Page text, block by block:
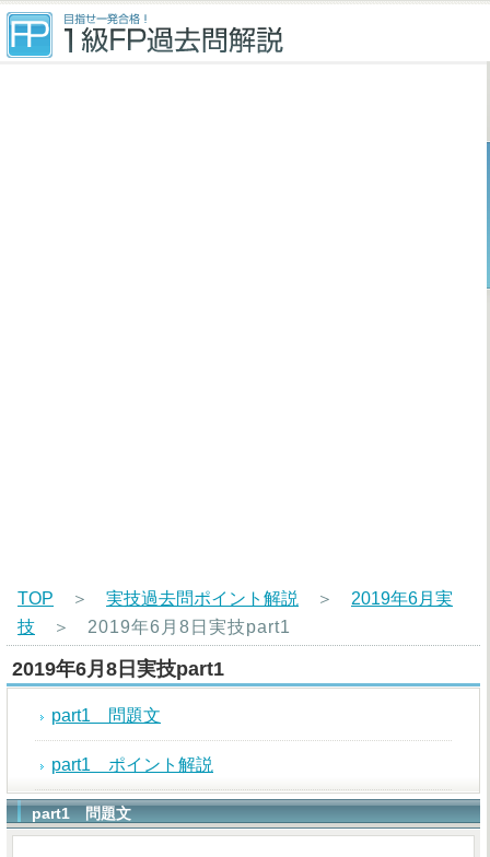
TOP ＞ 実技過去問ポイント解説 ＞ 2019年6月実
技 ＞ 2019年6月8日実技part1
2019年6月8日実技part1
part1 問題文
part1 ポイント解説
part1 問題文